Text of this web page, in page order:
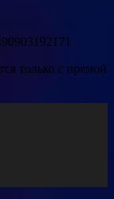
только с прямой